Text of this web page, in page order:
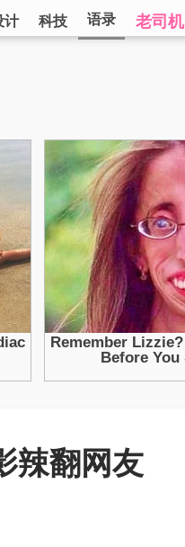
计 科技 语录 老司机
辣翻网友